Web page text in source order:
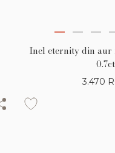
Inel eternity din aur
0.7ct
3.470